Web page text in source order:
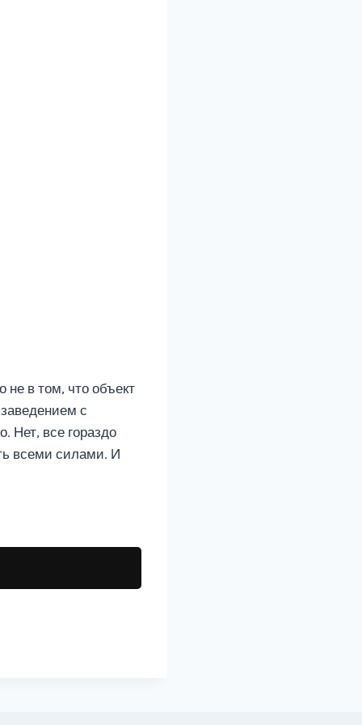
в том, что объект
с
Нет, все гораздо
всеми силами. И